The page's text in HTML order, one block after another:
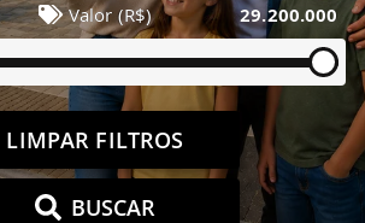
Valor (R$) 29.200.000
LIMPAR FILTROS
BUSCAR